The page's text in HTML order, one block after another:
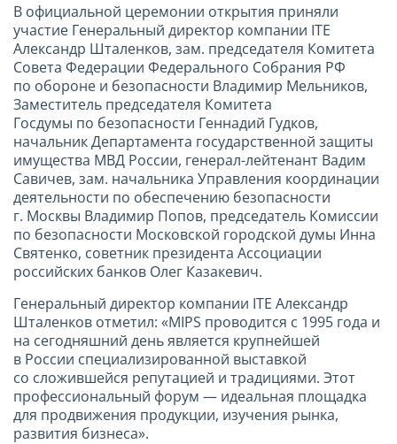
В официальной церемонии открытия приняли
участие Генеральный директор компании ITE
Александр Шталенков, зам. председателя Комитета
Совета Федерации Федерального Собрания РФ
по обороне и безопасности Владимир Мельников,
Заместитель председателя Комитета
Госдумы по безопасности Геннадий Гудков,
начальник Департамента государственной защиты
имущества МВД России, генерал-лейтенант Вадим
Савичев, зам. начальника Управления координации
деятельности по обеспечению безопасности
г. Москвы Владимир Попов, председатель Комиссии
по безопасности Московской городской думы Инна
Святенко, советник президента Ассоциации
российских банков Олег Казакевич.
Генеральный директор компании ITE Александр
Шталенков отметил: «MIPS проводится с 1995 года и
на сегодняшний день является крупнейшей
в России специализированной выставкой
со сложившейся репутацией и традициями. Этот
профессиональный форум — идеальная площадка
для продвижения продукции, изучения рынка,
развития бизнеса».